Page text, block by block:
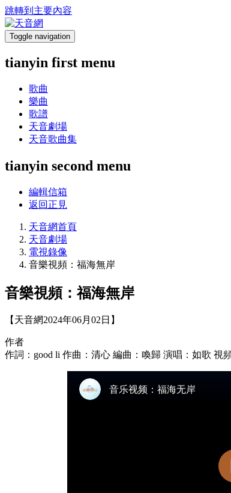
跳轉到主要內容
Toggle navigation
tianyin first menu
歌曲
樂曲
歌譜
天音劇場
天音歌曲集
tianyin second menu
編輯信箱
返回正見
天音網首頁
天音劇場
電視錄像
音樂視頻：福海無岸
音樂視頻：福海無岸
【天音網2024年06月02日】
作者
作詞：good li 作曲：清心 編曲：喚歸 演唱：如歌 視